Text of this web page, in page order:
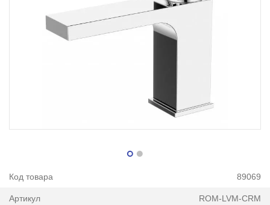
Код товара 89069
Артикул ROM-LVM-CRM